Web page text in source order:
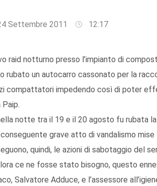
Settembre 2011 12:17
raid notturno presso l’impianto di
rubato un autocarro cassonato per la
compattatori impedendo così di poter
Paip.
notte tra il 19 e il 20 agosto fu rubata
grave atto di vandalismo
quindi, le azioni di sabotaggio del
ce ne fosse stato bisogno, questo
Salvatore Adduce, e l’assessore